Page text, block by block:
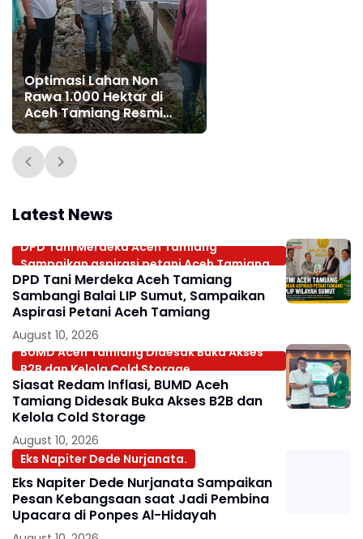
Optimasi Lahan Non
Rawa 1.000 Hektar di
Aceh Tamiang Resmi
Dimulai, Dorong
Peningkatan
Produktivitas Pertanian
Lokal
Latest News
DPD Tani Merdeka Aceh Tamiang
Sampaikan aspirasi petani Aceh Tamiang
DPD Tani Merdeka Aceh Tamiang
Sambangi Balai LIP Sumut, Sampaikan
Aspirasi Petani Aceh Tamiang
August 10, 2026
BUMD Aceh Tamiang Didesak Buka Akses
B2B dan Kelola Cold Storage.
Siasat Redam Inflasi, BUMD Aceh
Tamiang Didesak Buka Akses B2B dan
Kelola Cold Storage
August 10, 2026
Eks Napiter Dede Nurjanata.
Eks Napiter Dede Nurjanata Sampaikan
Pesan Kebangsaan saat Jadi Pembina
Upacara di Ponpes Al-Hidayah